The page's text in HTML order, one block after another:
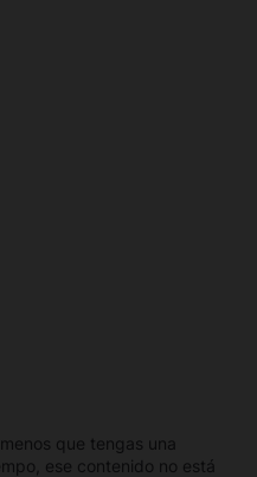
menos que tengas una
ese contenido no está